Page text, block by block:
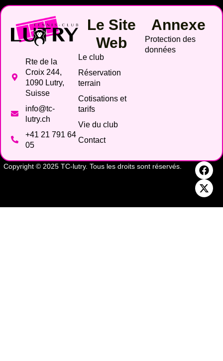
Rte de la
Croix 244,
1090 Lutry,
Suisse
info@tc-
lutry.ch
+41 21 791 64
05
Le Site
Web
Le club
Réservation
terrain
Cotisations et
tarifs
Vie du club
Contact
Annexe
Protection des
données
Copyright © 2025 TC-lutry. Tous les droits sont réservés.